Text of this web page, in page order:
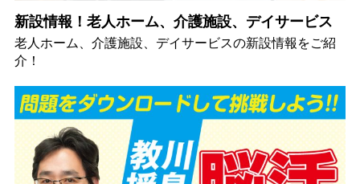
新設情報！老人ホーム、介護施設、デイサービス
老人ホーム、介護施設、デイサービスの新設情報をご紹
介！